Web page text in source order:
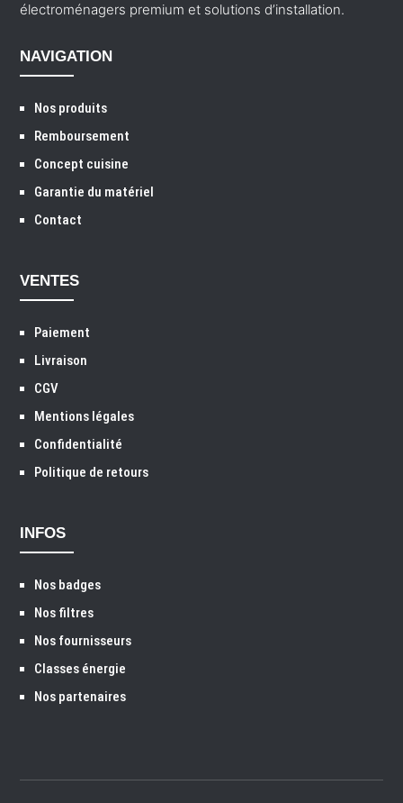
électroménagers premium et solutions d’installation.
NAVIGATION
Nos produits
Remboursement
Concept cuisine
Garantie du matériel
Contact
VENTES
Paiement
Livraison
CGV
Mentions légales
Confidentialité
Politique de retours
INFOS
Nos badges
Nos filtres
Nos fournisseurs
Classes énergie
Nos partenaires